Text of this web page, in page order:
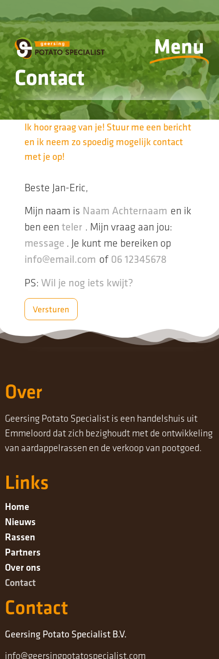
Menu
Contact
Ik hoor graag van je! Stuur me een bericht
en ik neem zo spoedig mogelijk contact
met je op!
Beste Jan-Eric,
Mijn naam is
en ik
ben een
. Mijn vraag aan jou:
. Je kunt me bereiken op
of
PS:
Over
Geersing Potato Specialist is een handelshuis uit
Emmeloord dat zich bezighoudt met de ontwikkeling
van aardappelrassen en de verkoop van pootgoed.
Links
Home
Nieuws
Rassen
Partners
Over ons
Contact
Contact
Geersing Potato Specialist B.V.
info@geersingpotatospecialist.com